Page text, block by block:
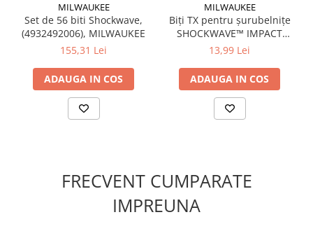
MILWAUKEE
Set de 56 biti Shockwave,
(4932492006), MILWAUKEE
155,31 Lei
ADAUGA IN COS
MILWAUKEE
Biți TX pentru șurubelnițe
SHOCKWAVE™ IMPACT
DUTY(4932500367)-3buc./set
13,99 Lei
ADAUGA IN COS
FRECVENT CUMPARATE
IMPREUNA